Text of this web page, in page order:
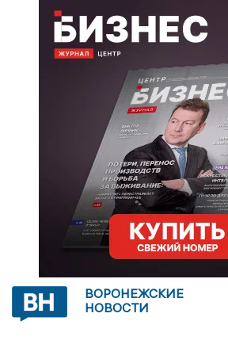
ВОРОНЕЖСКИЕ
НОВОСТИ